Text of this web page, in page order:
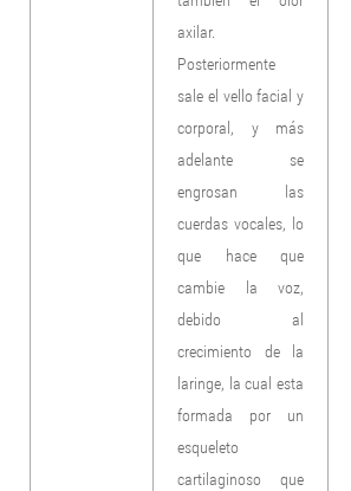
axilar.
Posteriormente
sale el vello facial y
corporal, y más
adelante se
engrosan las
cuerdas vocales, lo
que hace que
cambie la voz,
debido al
crecimiento de la
laringe, la cual esta
formada por un
esqueleto
cartilaginoso que